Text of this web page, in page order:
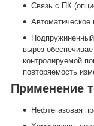
Связь с ПК
Автоматическое
вырез
контролируемой
повторяемость
Применение
Нефтегазовая